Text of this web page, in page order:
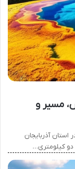
مسیر و
آذربایجان
کیلومتری…